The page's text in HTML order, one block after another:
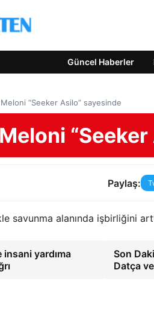
Güncel Haberler
Meloni “Seeker Asilo” sayesinde
Paylaş:
savunma alanında işbirliğini
insani yardıma
Son
Datça